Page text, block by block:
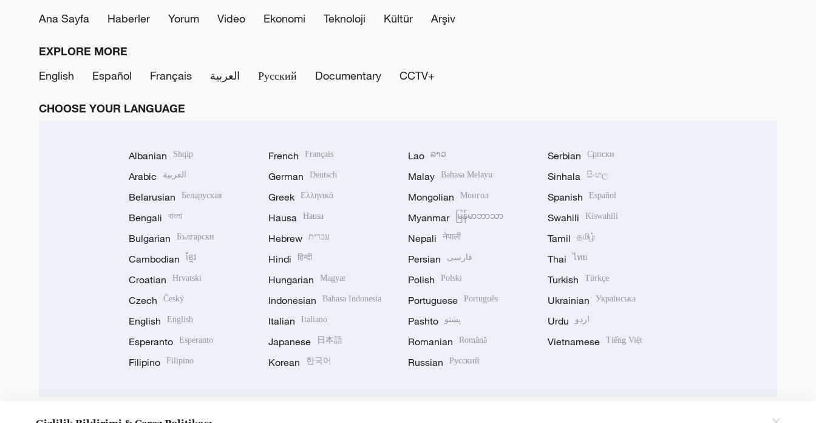
Ana Sayfa Haberler Yorum Video Ekonomi Teknoloji Kültür Arşiv
EXPLORE MORE
English
Español Français العربية Русский Documentary CCTV+
CHOOSE YOUR LANGUAGE
Albanian Shqip
Arabic العربية
Belarusian Беларуская
Bengali বাংলা
Bulgarian Български
Cambodian ខ្មែរ
Croatian Hrvatski
Czech Český
English English
Esperanto Esperanto
Filipino Filipino
French Français
German Deutsch
Greek Ελληνικά
Hausa Hausa
Hebrew עברית
Hindi हिन्दी
Hungarian Magyar
Indonesian Bahasa Indonesia
Italian Italiano
Japanese 日本語
Korean 한국어
Lao ລາວ
Malay Bahasa Melayu
Mongolian Монгол
Myanmar မြန်မာဘာသာ
Nepali नेपाली
Persian فارسی
Polish Polski
Portuguese Português
Pashto پښتو
Romanian Română
Russian Русский
Serbian Српски
Sinhala සිංහල
Spanish Español
Swahili Kiswahili
Tamil தமிழ்
Thai ไทย
Turkish Türkçe
Ukrainian Українська
Urdu اردو
Vietnamese Tiếng Việt